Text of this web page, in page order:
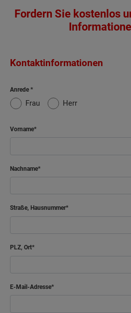
Fordern Sie kostenlos
Kontaktinformationen
Anrede
Frau Herr
Vorname
Nachname
Straße, Hausnummer
PLZ, Ort
E-Mail-Adresse